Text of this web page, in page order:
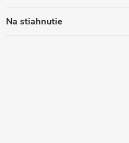
Na stiahnutie